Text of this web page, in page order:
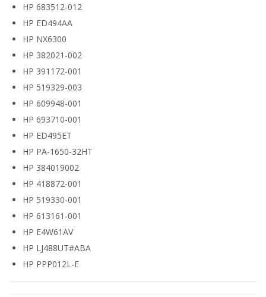
HP 683512-012
HP ED494AA
HP NX6300
HP 382021-002
HP 391172-001
HP 519329-003
HP 609948-001
HP 693710-001
HP ED495ET
HP PA-1650-32HT
HP 384019002
HP 418872-001
HP 519330-001
HP 613161-001
HP E4W61AV
HP LJ488UT#ABA
HP PPP012L-E